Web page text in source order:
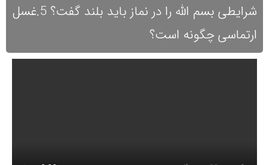
شرایطی بسم الله را در نماز باید بلند گفت؟ 5.غسل
ارتماسی چگونه است؟